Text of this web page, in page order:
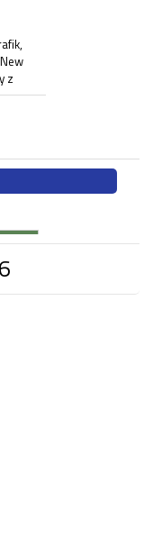
z
Na
się